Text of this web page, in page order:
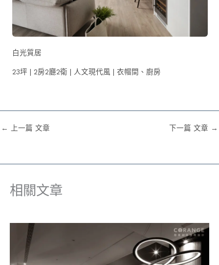
白光質居
23坪 | 2房2廳2衛 | 人文現代風 | 衣帽間、廚房
← 上一篇 文章 下一篇 文章 →
相關文章